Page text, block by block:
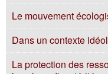
Le mouvement
Dans un contexte
La protection des